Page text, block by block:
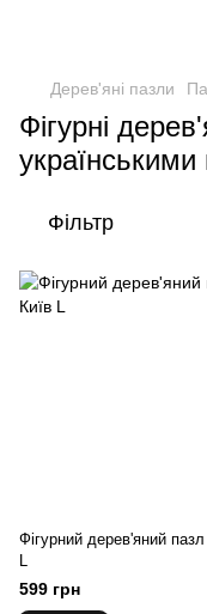
Дерев'яні пазли
Фігурні
українськими
Фільтр
Фігурний дерев'яний пазл
L
599 грн